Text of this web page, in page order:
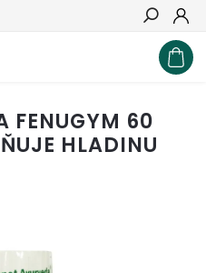
Hľadať
FENUGYM 60
HLADINU